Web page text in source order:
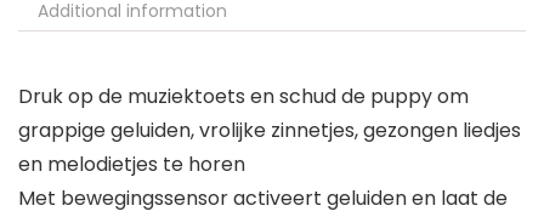
Additional information
Druk op de muziektoets en schud de puppy om
grappige geluiden, vrolijke zinnetjes, gezongen liedjes
en melodietjes te horen
Met bewegingssensor activeert geluiden en laat de